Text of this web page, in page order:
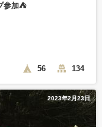
参加⛺️
56 134
2023年2月23日